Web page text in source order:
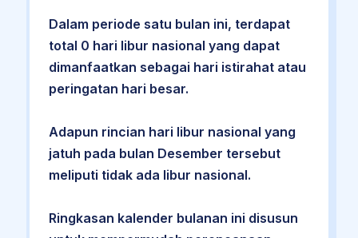
Dalam periode satu bulan ini, terdapat
total 0 hari libur nasional yang dapat
dimanfaatkan sebagai hari istirahat atau
peringatan hari besar.
Adapun rincian hari libur nasional yang
jatuh pada bulan Desember tersebut
meliputi tidak ada libur nasional.
Ringkasan kalender bulanan ini disusun